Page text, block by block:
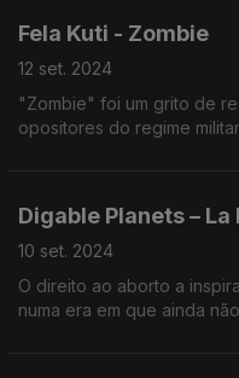
Fela Kuti - Zombie
12 set. 2024
"Zombie" foi um grito de
opositores do regime
Digable Planets – La
10 set. 2024
O direito ao aborto a
numa era em que ainda